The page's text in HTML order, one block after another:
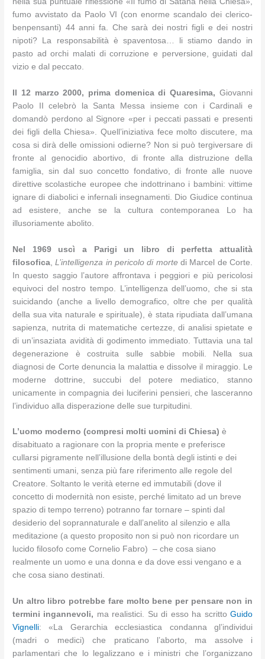
fumo avvistato da Paolo VI (con enorme scandalo dei clerico-
benpensanti) 44 anni fa. Che sarà dei nostri figli e dei nostri
nipoti? La responsabilità è spaventosa… li stiamo dando in
pasto ad orchi malati di corruzione e perversione, guidati dal
vizio e dal peccato.
Il 12 marzo 2000, prima domenica di Quaresima, Giovanni
Paolo II celebrò la Santa Messa insieme con i Cardinali e
domandò perdono al Signore «per i peccati passati e presenti
dei figli della Chiesa». Quell’iniziativa fece molto discutere, ma
cosa si dirà delle omissioni odierne? Non si può tergiversare di
fronte al genocidio abortivo, di fronte alla distruzione della
famiglia, sin dal suo concetto fondativo, di fronte alle nuove
direttive scolastiche europee che indottrinano i bambini: vittime
ignare di diabolici e infernali insegnamenti. Dio Giudice continua
ad esistere, anche se la cultura contemporanea Lo ha
illusoriamente abolito.
Nel 1969 uscì a Parigi un libro di perfetta attualità
filosofica L’intelligenza in pericolo di mortedi Marcel de Corte.
In questo saggio l’autore affrontava i peggiori e più pericolosi
equivoci del nostro tempo. L’intelligenza dell’uomo, che si sta
suicidando (anche a livello demografico, oltre che per qualità
della sua vita naturale e spirituale), è stata ripudiata dall’umana
sapienza, nutrita di matematiche certezze, di analisi spietate e
di un’insaziata avidità di godimento immediato. Tuttavia una tal
degenerazione è costruita sulle sabbie mobili. Nella sua
diagnosi de Corte denuncia la malattia e dissolve il miraggio. Le
moderne dottrine, succubi del potere mediatico, stanno
unicamente in compagnia dei luciferini pensieri, che lasceranno
l’individuo alla disperazione delle sue turpitudini.
L’uomo moderno (compresi molti uomini di Chiesa) è
disabituato a ragionare con la propria mente e preferisce
cullarsi pigramente nell’illusione della bontà degli istinti e dei
sentimenti umani, senza più fare riferimento alle regole del
Creatore. Soltanto le verità eterne ed immutabili (dove il
concetto di modernità non esiste, perché limitato ad un breve
spazio di tempo terreno) potranno far tornare – spinti dal
desiderio del soprannaturale e dall’anelito al silenzio e alla
meditazione (a questo proposito non si può non ricordare un
lucido filosofo come Cornelio Fabro) – che cosa siano
realmente un uomo e una donna e da dove essi vengano e a
che cosa siano destinati.
Un altro libro potrebbe fare molto bene per pensare non in
termini ingannevoli, ma realistici. Su di esso ha scritto Guido
Vignelli: «La Gerarchia ecclesiastica condanna gl’individui
(madri o medici) che praticano l’aborto, ma assolve i
parlamentari che lo legalizzano e i ministri che l’organizzano